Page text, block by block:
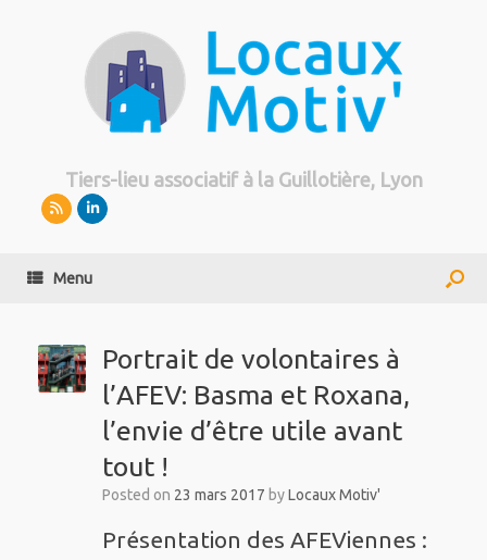
Tiers-lieu associatif à la Guillotière, Lyon
Menu
Portrait de volontaires à
l’AFEV: Basma et Roxana,
l’envie d’être utile avant
tout !
Posted on 23 mars 2017 byLocaux Motiv'
Présentation des AFEViennes :